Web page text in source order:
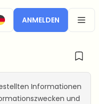
ANMELDEN
Informationen
und